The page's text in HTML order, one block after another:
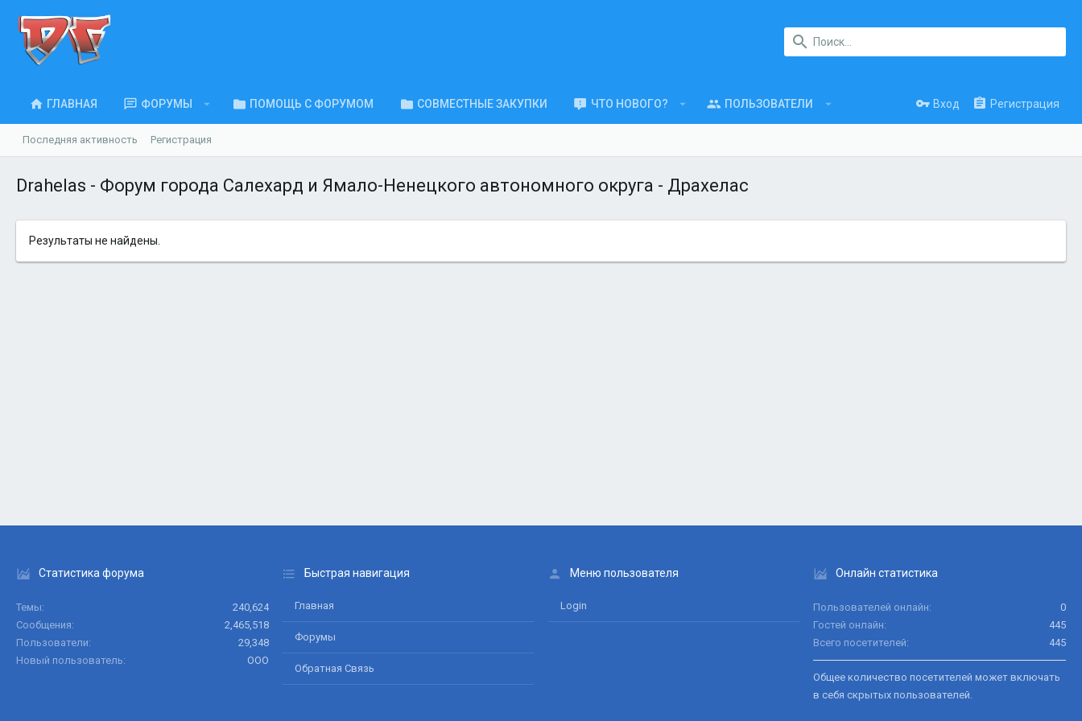
ГЛАВНАЯ ФОРУМЫ ПОМОЩЬ С ФОРУМОМ СОВМЕСТНЫЕ ЗАКУПКИ ЧТО НОВОГО? ПОЛЬЗОВАТЕЛИ Вход Регистрация
Последняя активность Регистрация
Drahelas - Форум города Салехард и Ямало-Ненецкого автономного округа - Драхелас
Результаты не найдены.
Статистика форума
Темы
240,624
Сообщения
2,465,518
Пользователи
29,348
Новый пользователь
ООО
Быстрая навигация
Главная
Форумы
Обратная Связь
Меню пользователя
Login
Онлайн статистика
Пользователей онлайн
0
Гостей онлайн
445
Всего посетителей
445
Общее количество посетителей может включать
в себя скрытых пользователей.